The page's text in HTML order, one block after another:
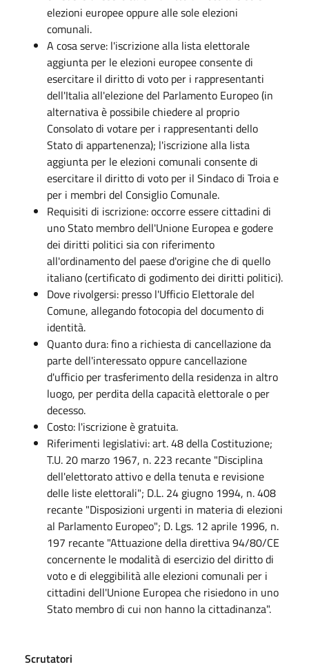
elezioni europee oppure alle sole elezioni
comunali.
A cosa serve: l'iscrizione alla lista elettorale
aggiunta per le elezioni europee consente di
esercitare il diritto di voto per i rappresentanti
dell'Italia all'elezione del Parlamento Europeo (in
alternativa è possibile chiedere al proprio
Consolato di votare per i rappresentanti dello
Stato di appartenenza); l'iscrizione alla lista
aggiunta per le elezioni comunali consente di
esercitare il diritto di voto per il Sindaco di Troia e
per i membri del Consiglio Comunale.
Requisiti di iscrizione: occorre essere cittadini di
uno Stato membro dell'Unione Europea e godere
dei diritti politici sia con riferimento
all'ordinamento del paese d'origine che di quello
italiano (certificato di godimento dei diritti politici).
Dove rivolgersi: presso l'Ufficio Elettorale del
Comune, allegando fotocopia del documento di
identità.
Quanto dura: fino a richiesta di cancellazione da
parte dell'interessato oppure cancellazione
d'ufficio per trasferimento della residenza in altro
luogo, per perdita della capacità elettorale o per
decesso.
Costo: l'iscrizione è gratuita.
Riferimenti legislativi: art. 48 della Costituzione;
T.U. 20 marzo 1967, n. 223 recante "Disciplina
dell'elettorato attivo e della tenuta e revisione
delle liste elettorali"; D.L. 24 giugno 1994, n. 408
recante "Disposizioni urgenti in materia di elezioni
al Parlamento Europeo"; D. Lgs. 12 aprile 1996, n.
197 recante "Attuazione della direttiva 94/80/CE
concernente le modalità di esercizio del diritto di
voto e di eleggibilità alle elezioni comunali per i
cittadini dell'Unione Europea che risiedono in uno
Stato membro di cui non hanno la cittadinanza".
Scrutatori